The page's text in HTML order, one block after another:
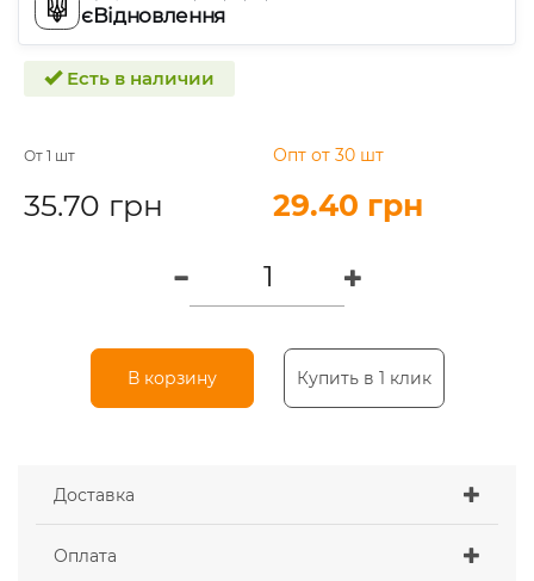
єВідновлення
Есть в наличии
От 1 шт
35.70 грн
Опт от 30 шт
29.40 грн
В корзину Купить в 1 клик
Доставка
Оплата